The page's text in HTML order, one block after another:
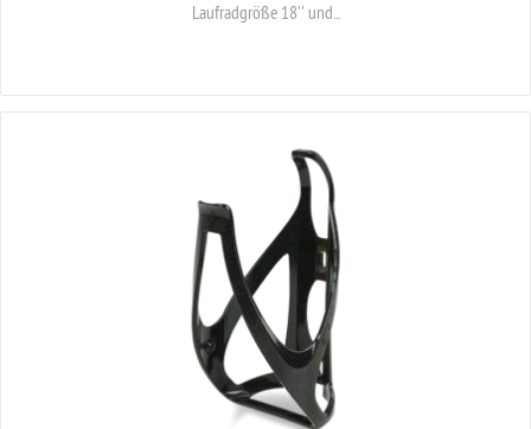
Laufradgröße 18'' und...